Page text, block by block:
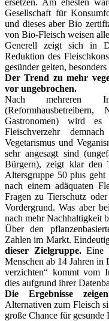
Gesellschaft für
und dieses aber Bio
von Bio-Fleisch weisen
Generell zeigt sich in
Reduktion des
gesünder gelten,
Der Trend zu mehr
vor ungebrochen.
Nach mehreren
(Reformhausbetreibern,
Gastronomen) wird es
Fleischverzehr
Vegetarismus und
sehr angesagt sind
Bürgern), zeigt klar den
Altersgruppe 50 plus geht
nach einem adäquaten
Fragen zu Tierschutz
Vordergrund. Was aber
nach mehr Nachhaltigkeit
Über den
Zahlen im Markt.
dieser Zielgruppe.Eine
Menschen ab 14 Jahren in
verzichten“ kommt vom
dies aufgrund ihrer
Die Ergebnisse
Alternativen zum Fleisch
große Chance für gesunde